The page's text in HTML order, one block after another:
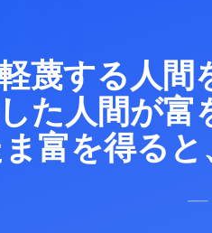
軽蔑する人
た人間が
富を得る
──